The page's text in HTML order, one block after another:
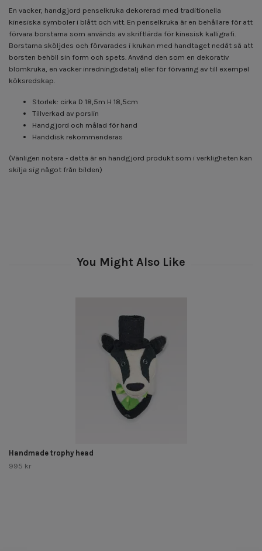
En vacker, handgjord penselkruka dekorerad med traditionella
kinesiska symboler i blått och vitt. En penselkruka är en behållare för att
förvara borstarna som används av skriftlärda för kinesisk kalligrafi.
Borstarna sköljdes och förvarades i krukan med handtaget nedåt så att
borsten behöll sin form och spets. Använd den som en dekorativ
blomkruka, en vacker inredningsdetalj eller för förvaring av till exempel
köksredskap.
Storlek: cirka D 18,5m H 18,5cm
Tillverkad av porslin
Handgjord och målad för hand
Handdisk rekommenderas
(Vänligen notera - detta är en handgjord produkt som i verkligheten kan
skilja sig något från bilden)
Handmade trophy head
995 kr